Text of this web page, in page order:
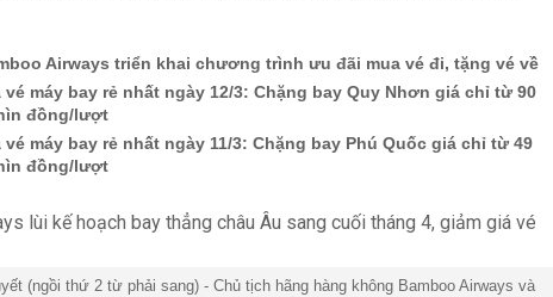
Airways triển khai chương trình ưu đãi mua vé đi, tặng vé về
vé máy bay rẻ nhất ngày 12/3: Chặng bay Quy Nhơn giá chỉ từ 90
đồng/lượt
vé máy bay rẻ nhất ngày 11/3: Chặng bay Phú Quốc giá chỉ từ 49
đồng/lượt
(ngồi thứ 2 từ phải sang) - Chủ tịch hãng hàng không Bamboo Airways và